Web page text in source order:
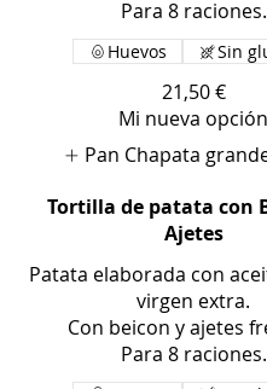
21,50 €
Huevos Sin
Mi nueva opción
Pan Chapata
Tortilla de patata con
Ajetes
Patata elaborada con
virgen extra.
Con beicon y ajetes